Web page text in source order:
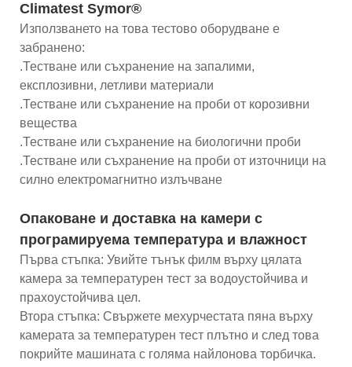
Climatest Symor®
Използването на това тестово оборудване е
забранено:
.Тестване или съхранение на запалими,
експлозивни, летливи материали
.Тестване или съхранение на проби от корозивни
вещества
.Тестване или съхранение на биологични проби
.Тестване или съхранение на проби от източници на
силно електромагнитно излъчване
Опаковане и доставка на камери с
програмируема температура и влажност
Първа стъпка: Увийте тънък филм върху цялата
камера за температурен тест за водоустойчива и
прахоустойчива цел.
Втора стъпка: Свържете мехурчестата пяна върху
камерата за температурен тест плътно и след това
покрийте машината с голяма найлонова торбичка.